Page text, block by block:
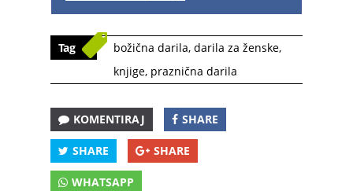
Tag božična darila, darila za ženske,
knjige, praznična darila
KOMENTIRAJ SHARE
SHARE SHARE
WHATSAPP